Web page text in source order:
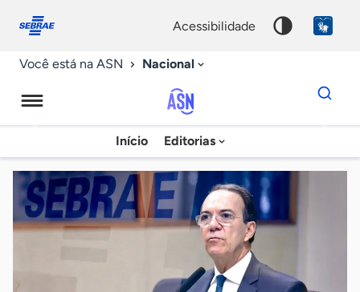
conosco
acessibilidade
Você está na ASN Nacional
Agência
Sebrae
de
Notícias
Início Editorias
Dados
para
chave